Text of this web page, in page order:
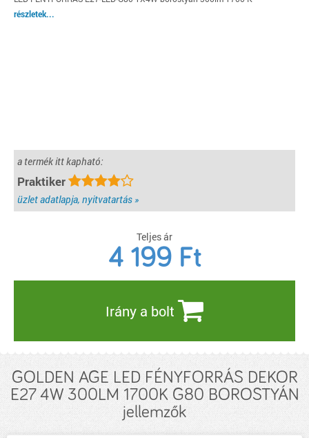
részletek...
a termék itt kapható:
Praktiker
üzlet adatlapja, nyitvatartás »
Teljes ár
4 199 Ft
Irány a bolt
GOLDEN AGE LED FÉNYFORRÁS DEKOR
E27 4W 300LM 1700K G80 BOROSTYÁN
jellemzők